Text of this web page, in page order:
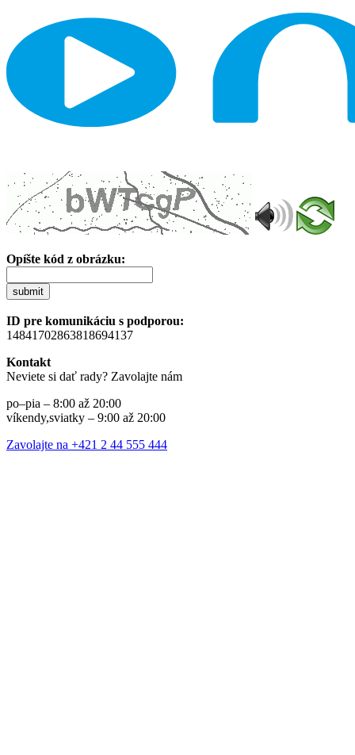
Opíšte kód z obrázku:
submit
ID pre komunikáciu s podporou:
14841702863818694137
Kontakt
Neviete si dať rady? Zavolajte nám
po–pia – 8:00 až 20:00
víkendy,sviatky – 9:00 až 20:00
Zavolajte na +421 2 44 555 444